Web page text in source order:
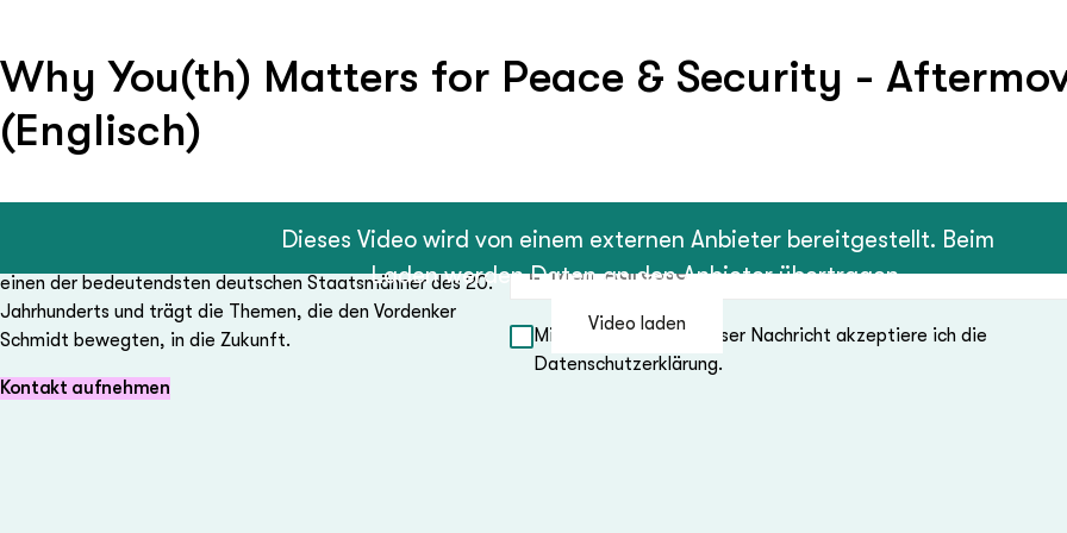
Why You(th) Matters for Peace & Security -
(Englisch)
Dieses Video wird von einem externen Anbieter bereitgestellt. Beim
Laden werden Daten an den Anbieter übertragen.
Video laden
Die Bundeskanzler-Helmut-Schmidt-Stiftung erinnert an
einen der bedeutendsten deutschen Staatsmänner des 20.
Jahrhunderts und trägt die Themen, die den Vordenker
Schmidt bewegten, in die Zukunft.
Kontakt aufnehmen
E-Mail-Adresse (Pflichtfeld)
Mit dem Absenden dieser Nachricht akzeptiere ich die
Datenschutzerklärung.